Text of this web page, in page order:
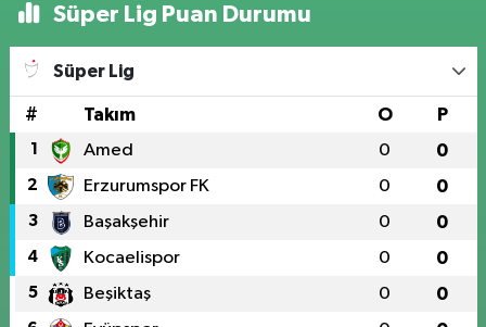
Süper Lig Puan Durumu
Süper Lig
# Takım O P
1 Amed 0 0
2 Erzurumspor FK 0 0
3 Başakşehir 0 0
4 Kocaelispor 0 0
5 Beşiktaş 0 0